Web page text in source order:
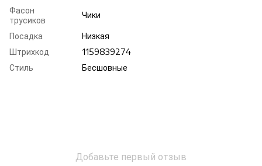
Фасон
трусиков
Чики
Посадка
Низкая
Штрихкод
1159839274
Стиль
Бесшовные
Добавьте первый отзыв